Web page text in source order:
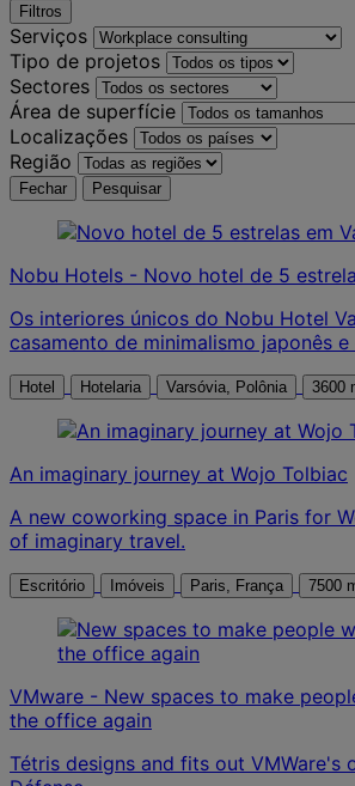
Filtros
Serviços
Tipo de projetos
Sectores
Área de superfície
Localizações
Região
Fechar Pesquisar
Nobu Hotels - Novo hotel de 5
Os interiores únicos do Nobu Hotel
casamento de minimalismo japonês
Hotel Hotelaria Varsóvia, Polônia 3600
An imaginary journey at Wojo Tolbiac
A new coworking space in Paris for
of imaginary travel.
Escritório Imóveis Paris, França 7500
VMware - New spaces to make
the office again
Tétris designs and fits out VMWare's